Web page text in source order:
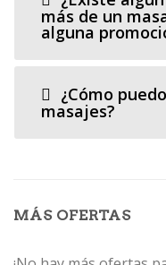
más de un
alguna
¿Cómo
masajes?
MÁS OFERTAS